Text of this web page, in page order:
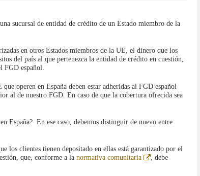
sucursal de entidad de crédito de un Estado miembro de la
en otros Estados miembros de la UE, el dinero que los
del país al que pertenezca la entidad de crédito en cuestión,
FGD español.
operen en España deben estar adheridas al FGD español
al de nuestro FGD. En caso de que la cobertura ofrecida sea
España? En ese caso, debemos distinguir de nuevo entre
los clientes tienen depositado en ellas está garantizado por el
que, conforme a la normativa comunitaria
Abre
, debe